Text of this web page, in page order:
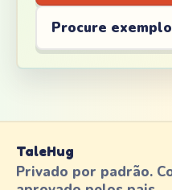
Procure
TaleHug
Privado por padrão.